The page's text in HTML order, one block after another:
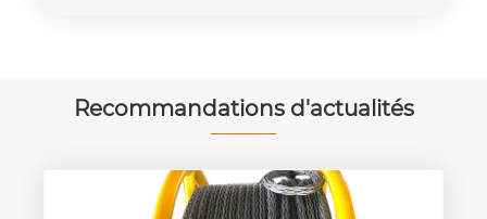
Recommandations d'actualités